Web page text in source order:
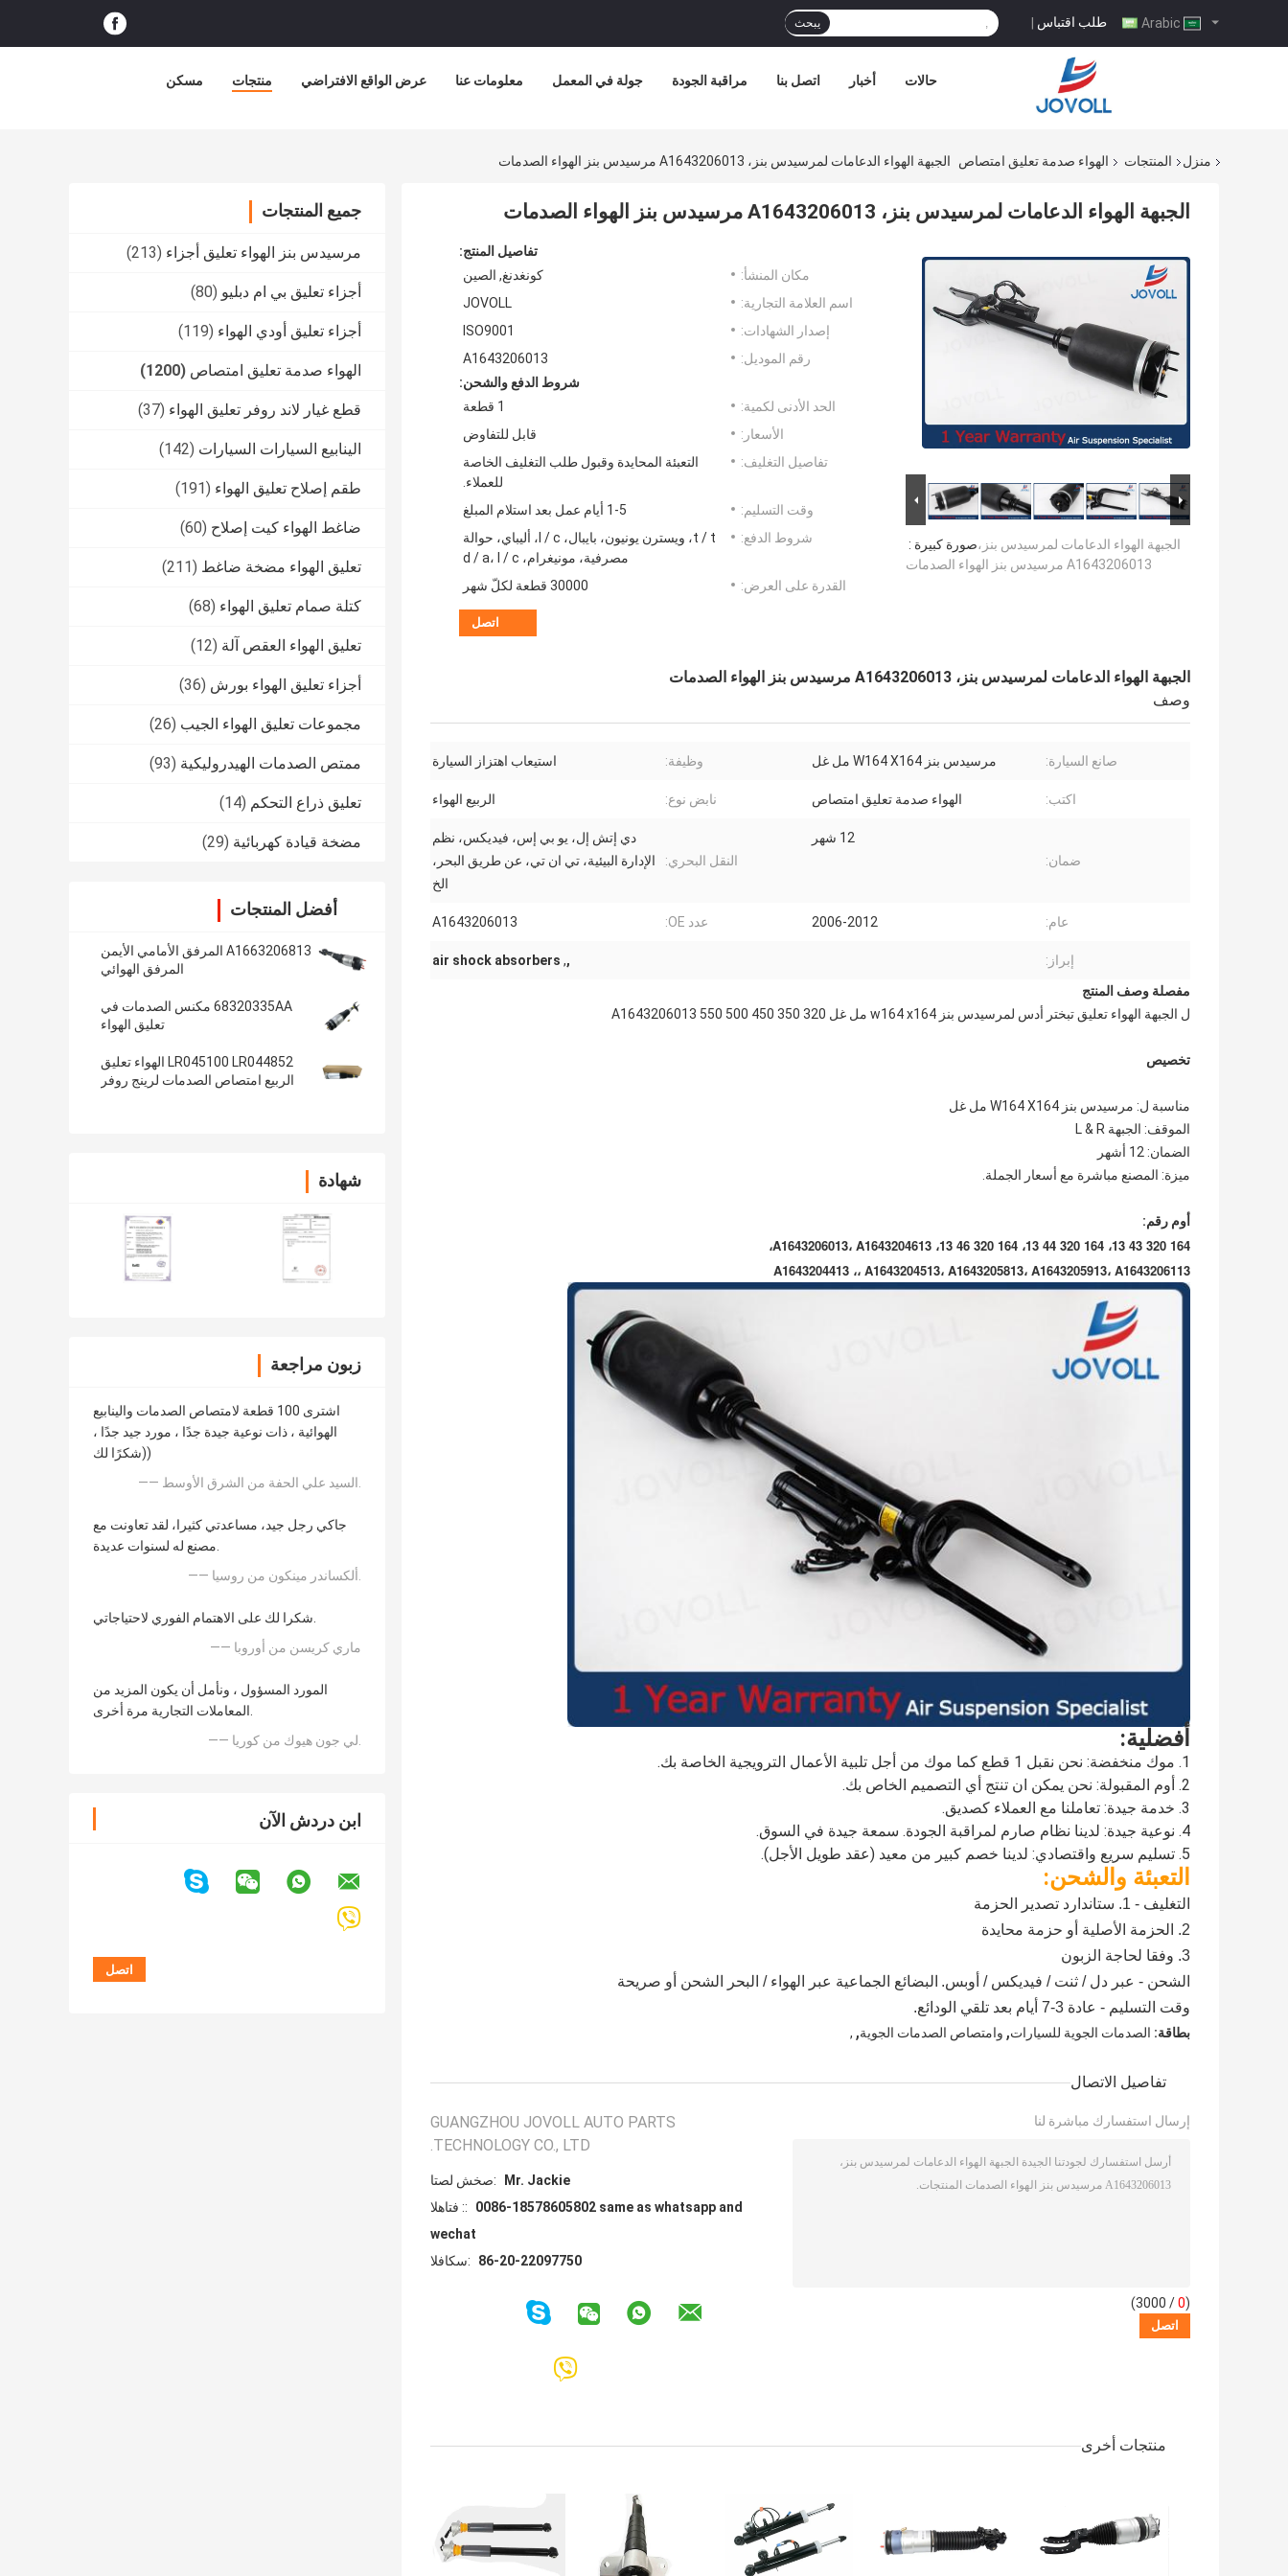
طلب اقتباس | يبحث
مسكن منتجات عرض الواقع الافتراضي معلومات عنا جولة في المعمل مراقبة الجودة اتصل بنا أخبار حالات
منزل المنتجات الهواء صدمة تعليق امتصاص الجبهة الهواء الدعامات لمرسيدس بنز، A1643206013 مرسيدس بنز الهواء الصدمات
جميع المنتجات
مرسيدس بنز الهواء تعليق أجزاء (213)
أجزاء تعليق بي ام دبليو (80)
أجزاء تعليق أودي الهواء (119)
الهواء صدمة تعليق امتصاص (1200)
قطع غيار لاند روفر تعليق الهواء (37)
الينابيع السيارات السيارات (142)
طقم إصلاح تعليق الهواء (191)
ضاغط الهواء كيت إصلاح (60)
تعليق الهواء مضخة ضاغط (211)
كتلة صمام تعليق الهواء (68)
تعليق الهواء العقص آلة (12)
أجزاء تعليق الهواء بورش (36)
مجموعات تعليق الهواء الجيب (26)
ممتص الصدمات الهيدروليكية (93)
تعليق ذراع التحكم (14)
مضخة قيادة كهربائية (29)
أفضل المنتجات
A1663206813 المرفق الأمامي الأيمن
المرفق الهوائي
68320335AA مكنس الصدمات في
تعليق الهواء
LR045100 LR044852 الهواء تعليق
الربيع امتصاص الصدمات لرينج روفر
شهادة
زبون مراجعة
اشترى 100 قطعة لامتصاص الصدمات والينابيع
الهوائية ، ذات نوعية جيدة جدًا ، مورد جيد جدًا ،
شكرًا لك))
—— السيد علي الحفة من الشرق الأوسط.
جاكي رجل جيد، مساعدتي كثيرا، لقد تعاونت مع
مصنع له لسنوات عديدة.
—— ألكساندر مينكون من روسيا.
شكرا لك على الاهتمام الفوري لاحتياجاتي.
—— ماري كريسن من أوروبا
المورد المسؤول ، ونأمل أن يكون المزيد من
المعاملات التجارية مرة أخرى.
—— لي جون هيوك من كوريا.
ابن دردش الآن
الجبهة الهواء الدعامات لمرسيدس بنز، A1643206013 مرسيدس بنز الهواء الصدمات
صورة كبيرة :الجبهة الهواء الدعامات لمرسيدس بنز،
A1643206013 مرسيدس بنز الهواء الصدمات
تفاصيل المنتج:
مكان المنشأ:
كونغدنغ, الصين
اسم العلامة التجارية:
JOVOLL
إصدار الشهادات:
ISO9001
رقم الموديل:
A1643206013
شروط الدفع والشحن:
الحد الأدنى لكمية:
1 قطعة
الأسعار:
قابل للتفاوض
تفاصيل التغليف:
التعبئة المحايدة وقبول طلب التغليف الخاصة
للعملاء.
وقت التسليم:
1-5 أيام عمل بعد استلام المبلغ
شروط الدفع:
t / t، ويسترن يونيون، بايبال، l / c، أليباي، حوالة
مصرفية، مونيغرام، d / a، l / c
القدرة على العرض:
30000 قطعة لكلّ شهر
اتصل
الجبهة الهواء الدعامات لمرسيدس بنز، A1643206013 مرسيدس بنز الهواء الصدمات
وصف
صانع السيارة: مرسيدس بنز W164 X164 مل غل وظيفة: استيعاب اهتزاز السيارة
اكتب: الهواء صدمة تعليق امتصاص نابض نوع: الربيع الهواء
ضمان:
12 شهر
النقل البحري:
دي إتش إل، يو بي إس، فيديكس، نظم
الإدارة البيئية، تي ان تي، عن طريق البحر،
الخ
عام: 2006-2012 عدد OE: A1643206013
إبراز: ,
,
air shock absorbers
مفصلة وصف المنتج
ل الجبهة الهواء تعليق تبختر أدس لمرسيدس بنز w164 x164 مل غل 320 350 450 500 550 A1643206013
تخصيص
مناسبة ل: مرسيدس بنز W164 X164 مل غل
الموقف: الجبهة L & R
الضمان: 12 أشهر
ميزة: المصنع مباشرة مع أسعار الجملة.
أوم رقم:
164 320 43 13، 164 320 44 13، 164 320 46 13، A1643206013، A1643204613،
A1643204413 ،، A1643204513، A1643205813، A1643205913، A1643206113
أفضلية:
1. موك منخفضة: نحن نقبل 1 قطع كما موك من أجل تلبية الأعمال الترويجية الخاصة بك.
2. أوم المقبولة: نحن يمكن ان تنتج أي التصميم الخاص بك.
3. خدمة جيدة: تعاملنا مع العملاء كصديق.
4. نوعية جيدة: لدينا نظام صارم لمراقبة الجودة. سمعة جيدة في السوق.
5. تسليم سريع واقتصادي: لدينا خصم كبير من معيد (عقد طويل الأجل).
التعبئة والشحن:
التغليف - 1. ستاندارد تصدير الحزمة
2. الحزمة الأصلية أو حزمة محايدة
3. وفقا لحاجة الزبون
الشحن - عبر دل / ثنت / فيديكس / أوبس. البضائع الجماعية عبر الهواء / البحر الشحن أو صريحة
وقت التسليم - عادة 3-7 أيام بعد تلقي الودائع.
بطاقة: الصدمات الجوية للسيارات, وامتصاص الصدمات الجوية,
,
تفاصيل الاتصال
GUANGZHOU JOVOLL AUTO PARTS
TECHNOLOGY CO., LTD.
اتصل شخص:
Mr. Jackie
الهاتف ::
0086-18578605802 same as whatsapp and
wechat
الفاكس:
86-20-22097750
إرسال استفسارك مباشرة لنا
(
0
/ 3000)
منتجات أخرى